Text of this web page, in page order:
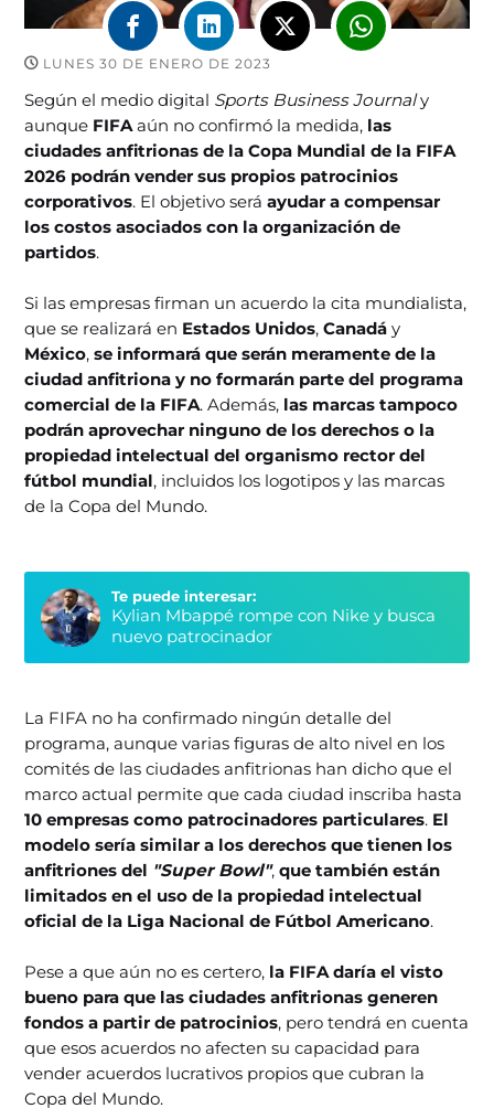
LUNES 30 DE ENERO DE 2023
Según el medio digital Sports Business Journaly
aunque FIFA aún no confirmó la medida, las
ciudades anfitrionas de la Copa Mundial de la FIFA
2026 podrán vender sus propios patrocinios
corporativos. El objetivo seráayudar a compensar
los costos asociados con la organización de
partidos.
Si las empresas firman un acuerdo la cita mundialista,
que se realizará en Estados Unidos,Canadá y
México,se informará que serán meramente de la
ciudad anfitriona y no formarán parte del programa
comercial de la FIFA. Además, las marcas tampoco
podrán aprovechar ninguno de los derechos o la
propiedad intelectual del organismo rector del
fútbol mundial, incluidos los logotipos y las marcas
de la Copa del Mundo.
Te puede interesar:
Kylian Mbappé rompe con Nike y busca
nuevo patrocinador
La FIFA no ha confirmado ningún detalle del
programa, aunque varias figuras de alto nivel en los
comités de las ciudades anfitrionas han dicho que el
marco actual permite que cada ciudad inscriba hasta
10 empresas como patrocinadores particulares. El
modelo sería similar a los derechos que tienen los
anfitriones del "Super Bowl",que también están
limitados en el uso de la propiedad intelectual
oficial de la Liga Nacional de Fútbol Americano.
Pese a que aún no es certero, la FIFA daría el visto
bueno para que las ciudades anfitrionas generen
fondos a partir de patrocinios, pero tendrá en cuenta
que esos acuerdos no afecten su capacidad para
vender acuerdos lucrativos propios que cubran la
Copa del Mundo.